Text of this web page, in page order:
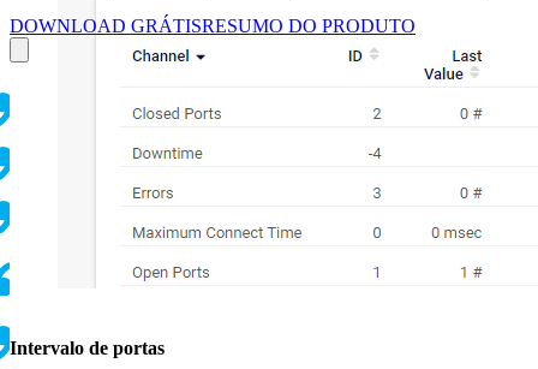
Intervalo de portas
DOWNLOAD GRÁTISRESUMO DO PRODUTO